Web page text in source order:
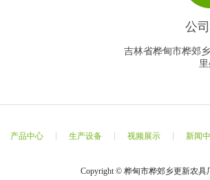
公
吉林省桦甸市桦郊
产品中心 生产设备 视频展示 新闻
Copyright © 桦甸市桦郊乡更新农具